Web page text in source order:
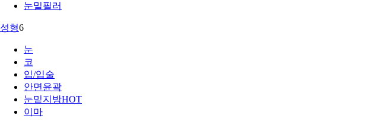
눈밑필러
성형6
눈
코
입/입술
안면윤곽
눈밑지방HOT
이마